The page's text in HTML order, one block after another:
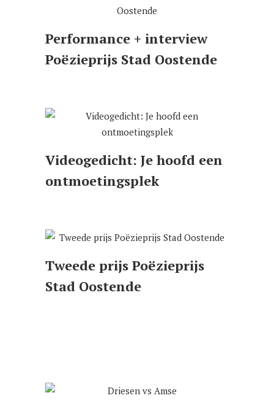
Performance + interview
Poëzieprijs Stad Oostende
Videogedicht: Je hoofd een
ontmoetingsplek
Tweede prijs Poëzieprijs
Stad Oostende